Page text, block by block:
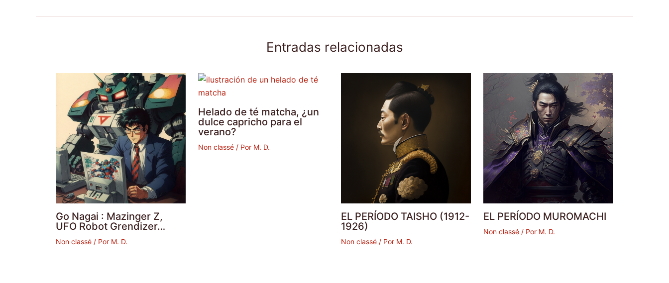
Entradas relacionadas
Go Nagai : Mazinger Z,
UFO Robot Grendizer…
Non classé / Por M. D.
Helado de té matcha, ¿un
dulce capricho para el
verano?
Non classé / Por M. D.
EL PERÍODO TAISHO (1912-
1926)
Non classé/ Por M. D.
EL PERÍODO MUROMACHI
Non classé/ Por M. D.